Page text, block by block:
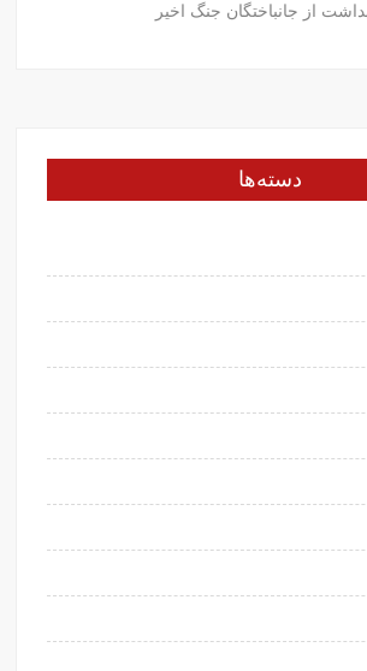
از جانباختگان جنگ اخیر
دسته‌ها